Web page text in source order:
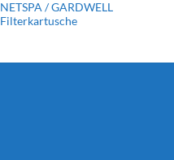
NETSPA / GARDWELL
Filterkartusche